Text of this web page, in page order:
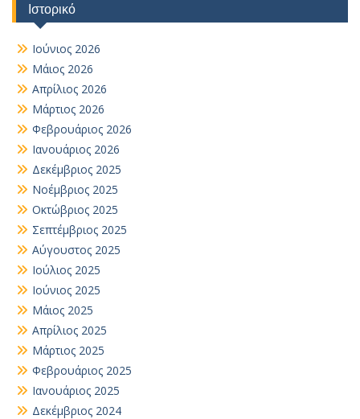
Ιστορικό
Ιούνιος 2026
Μάιος 2026
Απρίλιος 2026
Μάρτιος 2026
Φεβρουάριος 2026
Ιανουάριος 2026
Δεκέμβριος 2025
Νοέμβριος 2025
Οκτώβριος 2025
Σεπτέμβριος 2025
Αύγουστος 2025
Ιούλιος 2025
Ιούνιος 2025
Μάιος 2025
Απρίλιος 2025
Μάρτιος 2025
Φεβρουάριος 2025
Ιανουάριος 2025
Δεκέμβριος 2024